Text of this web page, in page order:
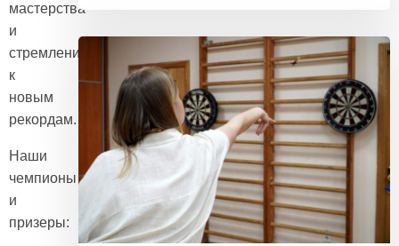
мастерства
и
стремления
к
новым
рекордам.
Наши
чемпионы
и
призеры: